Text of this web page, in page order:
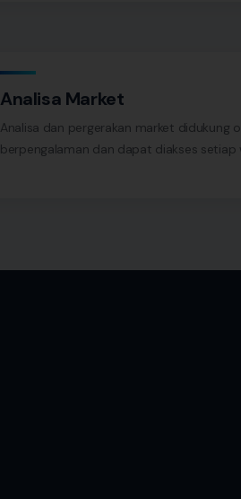
Analisa Market
Analisa dan pergerakan market didukung
berpengalaman dan dapat diakses setiap